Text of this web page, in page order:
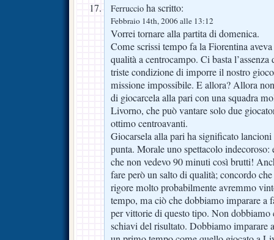
Ferruccio ha scritto:
Febbraio 14th, 2006 alle 13:12
Vorrei tornare alla partita di domenica.
Come scrissi tempo fa la Fiorentina
qualità a centrocampo. Ci basta
triste condizione di imporre il nostro
missione impossibile. E allora? Allora
di giocarcela alla pari con una squadra
Livorno, che può vantare solo due
ottimo centroavanti.
Giocarsela alla pari ha significato
punta. Morale uno spettacolo
che non vedevo 90 minuti così brutti!
fare però un salto di qualità; concordo
rigore molto probabilmente avremmo
tempo, ma ciò che dobbiamo imparare a
per vittorie di questo tipo. Non dobbiamo
schiavi del risultato. Dobbiamo imparare